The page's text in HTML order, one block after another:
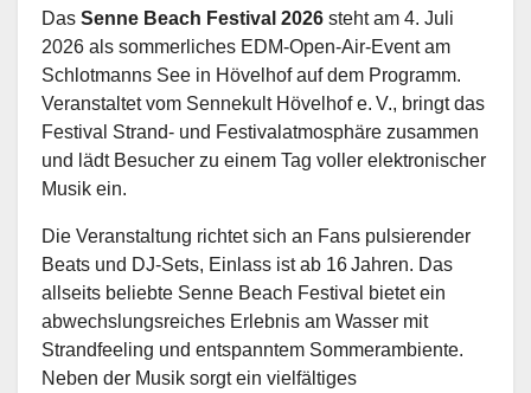
Das Senne Beach Festival 2026 steht am 4. Juli
2026 als sommerliches EDM‑Open‑Air‑Event am
Schlotmanns See in Hövelhof auf dem Programm.
Veranstaltet vom Sennekult Hövelhof e. V., bringt das
Festival Strand‑ und Festivalatmosphäre zusammen
und lädt Besucher zu einem Tag voller elektronischer
Musik ein.
Die Veranstaltung richtet sich an Fans pulsierender
Beats und DJ‑Sets, Einlass ist ab 16 Jahren. Das
allseits beliebte Senne Beach Festival bietet ein
abwechslungsreiches Erlebnis am Wasser mit
Strandfeeling und entspanntem Sommerambiente.
Neben der Musik sorgt ein vielfältiges